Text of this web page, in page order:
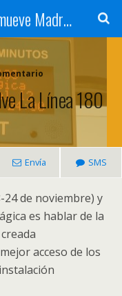
El blog de la EMT | Nos mueve Madrid
La Línea 180
Envía SMS
24 de noviembre) y
es hablar de la
acceso de los